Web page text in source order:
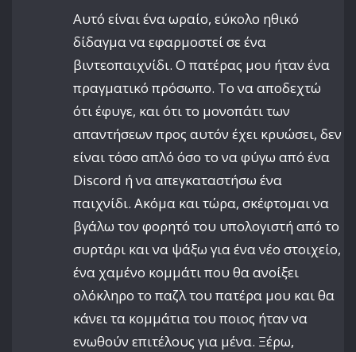
Αυτό είναι ένα ωραίο, εύκολο ηθικό
δίδαγμα να εφαρμοστεί σε ένα
βιντεοπαιχνίδι. Ο πατέρας μου ήταν ένα
πραγματικό πρόσωπο. Το να αποδεχτώ
ότι έφυγε, και ότι το μονοπάτι των
απαντήσεων προς αυτόν έχει κρυώσει, δεν
είναι τόσο απλό όσο το να φύγω από ένα
Discord ή να απεγκαταστήσω ένα
παιχνίδι. Ακόμα και τώρα, σκέφτομαι να
βγάλω τον φορητό του υπολογιστή από το
συρτάρι και να ψάξω για ένα νέο στοιχείο,
ένα χαμένο κομμάτι που θα ανοίξει
ολόκληρο το παζλ του πατέρα μου και θα
κάνει τα κομμάτια του ποιος ήταν να
ενωθούν επιτέλους για μένα. Ξέρω,